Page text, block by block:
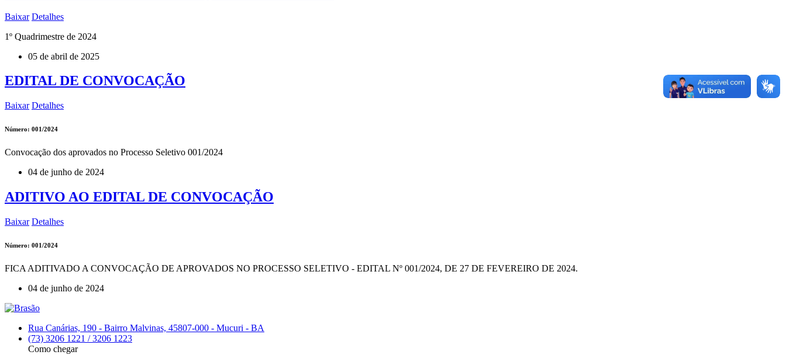
Baixar Detalhes
1º Quadrimestre de 2024
05 de abril de 2025
EDITAL DE CONVOCAÇÃO
Baixar Detalhes
Número: 001/2024
Convocação dos aprovados no Processo Seletivo 001/2024
04 de junho de 2024
ADITIVO AO EDITAL DE CONVOCAÇÃO
Baixar Detalhes
Número: 001/2024
FICA ADITIVADO A CONVOCAÇÃO DE APROVADOS NO PROCESSO SELETIVO - EDITAL Nº 001/2024, DE 27 DE FEVEREIRO DE 2024.
04 de junho de 2024
Rua Canárias, 190 - Bairro Malvinas, 45807-000 - Mucuri - BA
(73) 3206 1221 / 3206 1223
Como chegar